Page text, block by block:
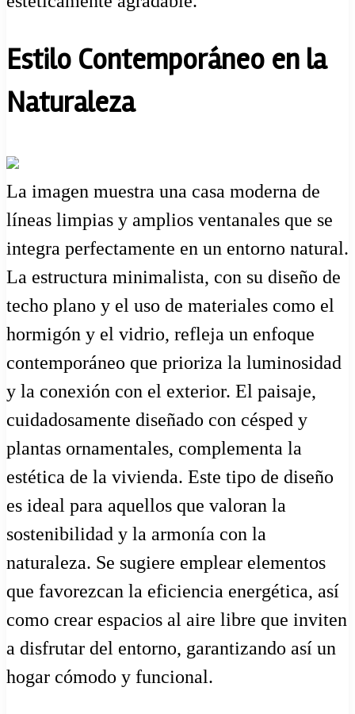
Estilo Contemporáneo en la
Naturaleza
La imagen muestra una casa moderna de
líneas limpias y amplios ventanales que se
integra perfectamente en un entorno natural.
La estructura minimalista, con su diseño de
techo plano y el uso de materiales como el
hormigón y el vidrio, refleja un enfoque
contemporáneo que prioriza la luminosidad
y la conexión con el exterior. El paisaje,
cuidadosamente diseñado con césped y
plantas ornamentales, complementa la
estética de la vivienda. Este tipo de diseño
es ideal para aquellos que valoran la
sostenibilidad y la armonía con la
naturaleza. Se sugiere emplear elementos
que favorezcan la eficiencia energética, así
como crear espacios al aire libre que inviten
a disfrutar del entorno, garantizando así un
hogar cómodo y funcional.